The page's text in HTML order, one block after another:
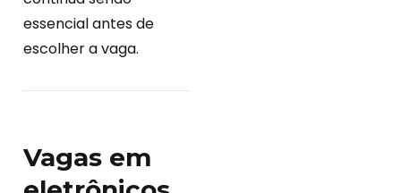
essencial antes de
escolher a vaga.
Vagas em